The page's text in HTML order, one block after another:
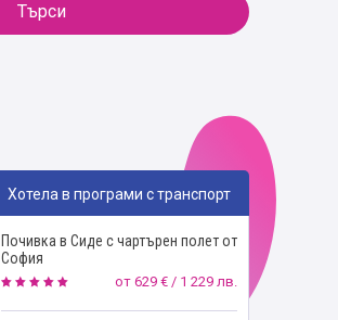
Търси
Хотела в програми с транспорт
Почивка в Сиде с чартърен полет от
София
от 629 € / 1 229 лв.